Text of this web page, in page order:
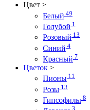
Цвет >
Белый 49
Голубой 1
Розовый 13
Синий 4
Красный 7
Цветок >
Пионы 11
Розы 13
Гипсофилы 8
3